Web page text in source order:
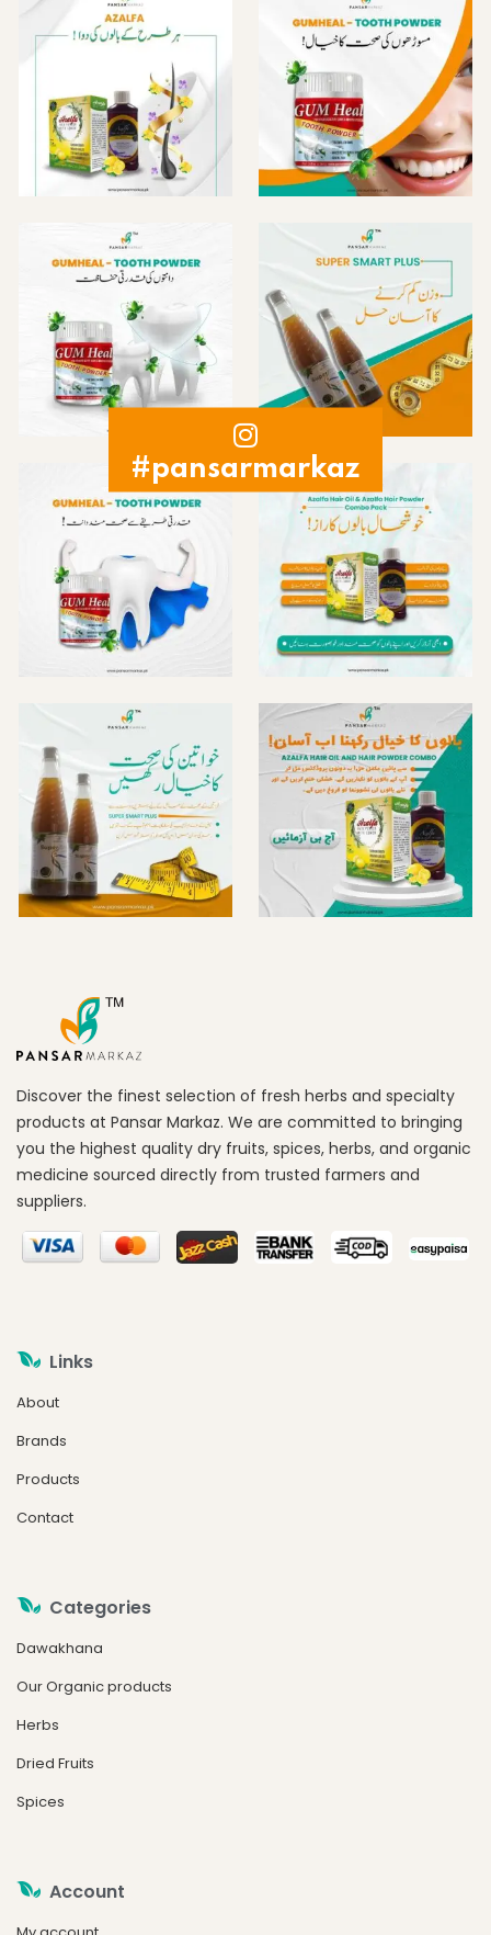
#pansarmarkaz
Discover the finest selection of fresh herbs and specialty
products at Pansar Markaz. We are committed to bringing
you the highest quality dry fruits, spices, herbs, and organic
medicine sourced directly from trusted farmers and
suppliers.
Links
About
Brands
Products
Contact
Categories
Dawakhana
Our Organic products
Herbs
Dried Fruits
Spices
Account